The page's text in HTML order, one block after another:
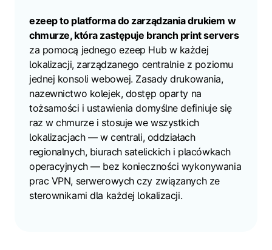
ezeep to platforma do zarządzania drukiem w
chmurze, która zastępuje branch print servers
za pomocą jednego ezeep Hub w każdej
lokalizacji, zarządzanego centralnie z poziomu
jednej konsoli webowej. Zasady drukowania,
nazewnictwo kolejek, dostęp oparty na
tożsamości i ustawienia domyślne definiuje się
raz w chmurze i stosuje we wszystkich
lokalizacjach — w centrali, oddziałach
regionalnych, biurach satelickich i placówkach
operacyjnych — bez konieczności wykonywania
prac VPN, serwerowych czy związanych ze
sterownikami dla każdej lokalizacji.